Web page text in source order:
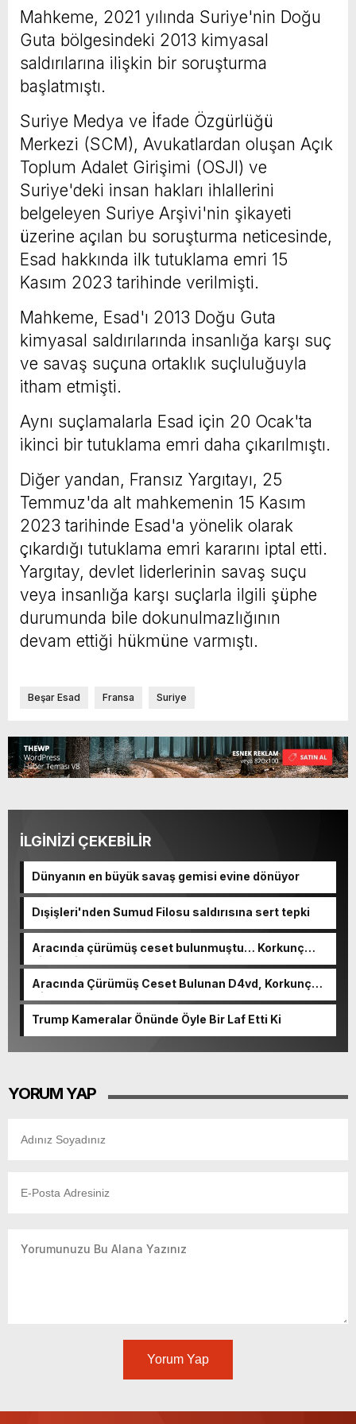
Mahkeme, 2021 yılında Suriye'nin Doğu
Guta bölgesindeki 2013 kimyasal
saldırılarına ilişkin bir soruşturma
başlatmıştı.
Suriye Medya ve İfade Özgürlüğü
Merkezi (SCM), Avukatlardan oluşan Açık
Toplum Adalet Girişimi (OSJI) ve
Suriye'deki insan hakları ihlallerini
belgeleyen Suriye Arşivi'nin şikayeti
üzerine açılan bu soruşturma neticesinde,
Esad hakkında ilk tutuklama emri 15
Kasım 2023 tarihinde verilmişti.
Mahkeme, Esad'ı 2013 Doğu Guta
kimyasal saldırılarında insanlığa karşı suç
ve savaş suçuna ortaklık suçluluğuyla
itham etmişti.
Aynı suçlamalarla Esad için 20 Ocak'ta
ikinci bir tutuklama emri daha çıkarılmıştı.
Diğer yandan, Fransız Yargıtayı, 25
Temmuz'da alt mahkemenin 15 Kasım
2023 tarihinde Esad'a yönelik olarak
çıkardığı tutuklama emri kararını iptal etti.
Yargıtay, devlet liderlerinin savaş suçu
veya insanlığa karşı suçlarla ilgili şüphe
durumunda bile dokunulmazlığının
devam ettiği hükmüne varmıştı.
Beşar Esad Fransa Suriye
İLGİNİZİ ÇEKEBİLİR
Dünyanın en büyük savaş gemisi evine dönüyor
Dışişleri'nden Sumud Filosu saldırısına sert tepki
Aracında çürümüş ceset bulunmuştu… Korkunç
cinayetin detayları ortaya çıktı
Aracında Çürümüş Ceset Bulunan D4vd, Korkunç
Cinayetle Yargılanıyor
Trump Kameralar Önünde Öyle Bir Laf Etti Ki
YORUM YAP
Yorum Yap